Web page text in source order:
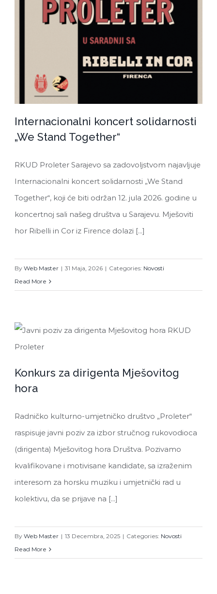
Internacionalni koncert solidarnosti
„We Stand Together“
Internacionalni koncert solidarnosti
„We Stand Together“
RKUD Proleter Sarajevo sa zadovoljstvom najavljuje
Internacionalni koncert solidarnosti „We Stand
Together“, koji će biti održan 12. jula 2026. godine u
koncertnoj sali našeg društva u Sarajevu. Mješoviti
hor Ribelli in Cor iz Firence dolazi [...]
By Web Master | 31 Maja, 2026 | Categories: Novosti
Read More
Konkurs za dirigenta Mješovitog hora
Konkurs za dirigenta Mješovitog
hora
Radničko kulturno-umjetničko društvo „Proleter“
raspisuje javni poziv za izbor stručnog rukovodioca
(dirigenta) Mješovitog hora Društva. Pozivamo
kvalifikovane i motivisane kandidate, sa izraženim
interesom za horsku muziku i umjetnički rad u
kolektivu, da se prijave na [...]
By Web Master | 13 Decembra, 2025 | Categories: Novosti
Read More